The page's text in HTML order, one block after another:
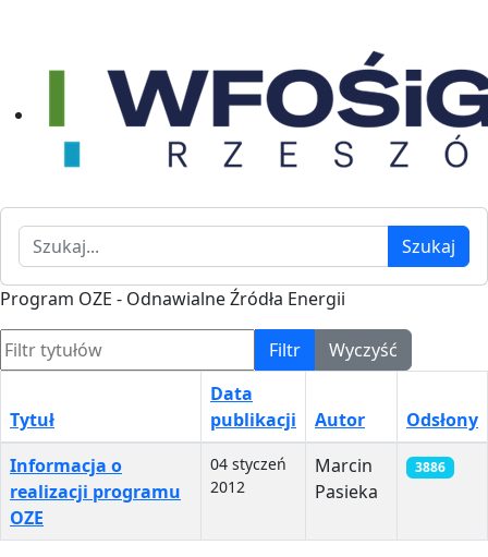
Szukaj Szukaj
Program OZE - Odnawialne Źródła Energii
Filtr tytułów
Filtr Wyczyść
Spis artykułów
Tytuł
Data
publikacji
Autor
Odsłony
Informacja o
realizacji programu
OZE
04 styczeń
2012
Marcin
Pasieka
3886